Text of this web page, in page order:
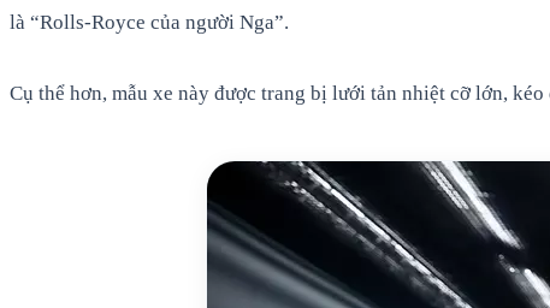
là “Rolls-Royce của người Nga”.
Cụ thể hơn, mẫu xe này được trang bị lưới tản nhiệt cỡ lớn,